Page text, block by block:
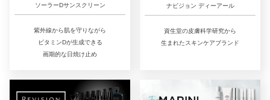
ソーラーDサンスクリーン
紫外線から肌を守りながら
ビタミンDが生成できる
画期的な日焼け止め
ナビジョン ディーアール
資生堂の皮膚科学研究から
生まれたスキンケアブランド